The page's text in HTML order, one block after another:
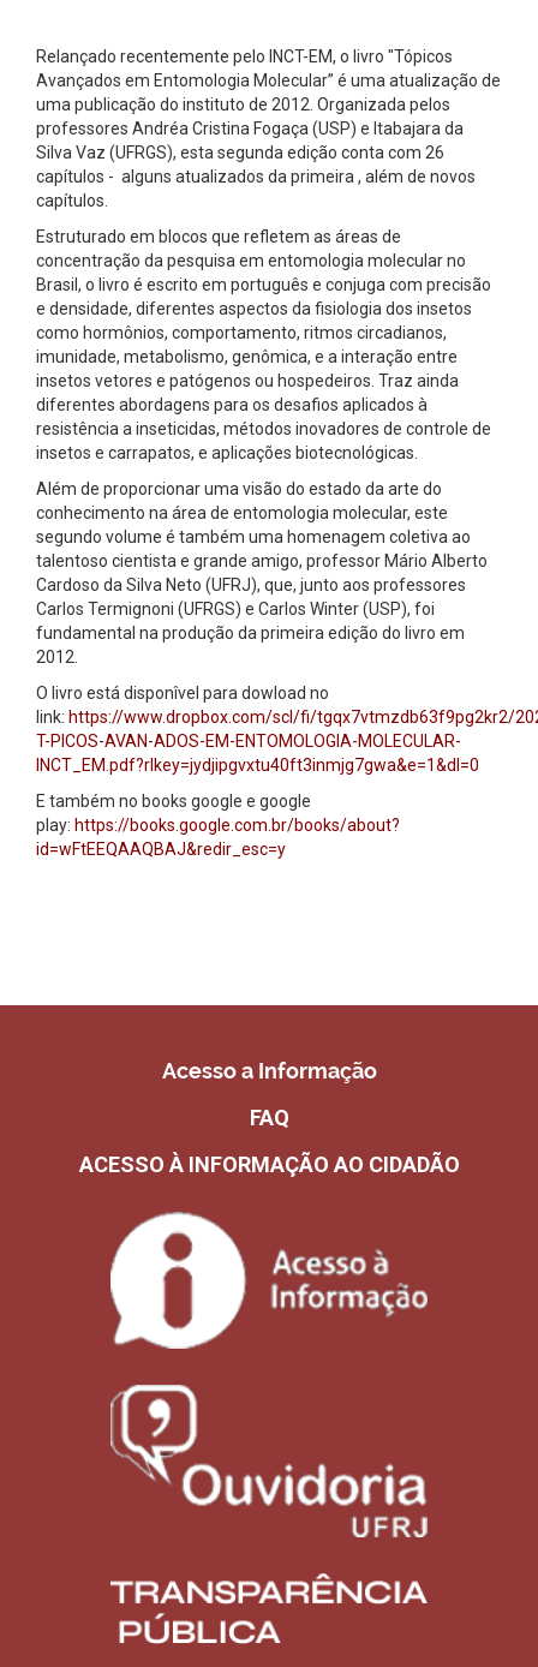
Relançado recentemente pelo INCT-EM, o livro "Tópicos
Avançados em Entomologia Molecular” é uma atualização de
uma publicação do instituto de 2012. Organizada pelos
professores Andréa Cristina Fogaça (USP) e Itabajara da
Silva Vaz (UFRGS), esta segunda edição conta com 26
capítulos - alguns atualizados da primeira , além de novos
capítulos.
Estruturado em blocos que refletem as áreas de
concentração da pesquisa em entomologia molecular no
Brasil, o livro é escrito em português e conjuga com precisão
e densidade, diferentes aspectos da fisiologia dos insetos
como hormônios, comportamento, ritmos circadianos,
imunidade, metabolismo, genômica, e a interação entre
insetos vetores e patógenos ou hospedeiros. Traz ainda
diferentes abordagens para os desafios aplicados à
resistência a inseticidas, métodos inovadores de controle de
insetos e carrapatos, e aplicações biotecnológicas.
Além de proporcionar uma visão do estado da arte do
conhecimento na área de entomologia molecular, este
segundo volume é também uma homenagem coletiva ao
talentoso cientista e grande amigo, professor Mário Alberto
Cardoso da Silva Neto (UFRJ), que, junto aos professores
Carlos Termignoni (UFRGS) e Carlos Winter (USP), foi
fundamental na produção da primeira edição do livro em
2012.
O livro está disponîvel para dowload no
link: https://www.dropbox.com/scl/fi/tgqx7vtmzdb63f9pg2kr2/
T-PICOS-AVAN-ADOS-EM-ENTOMOLOGIA-MOLECULAR-
INCT_EM.pdf?rlkey=jydjipgvxtu40ft3inmjg7gwa&e=1&dl=0
E também no books google e google
play: https://books.google.com.br/books/about?
id=wFtEEQAAQBAJ&redir_esc=y
Acesso a Informação
FAQ
ACESSO À INFORMAÇÃO AO CIDADÃO